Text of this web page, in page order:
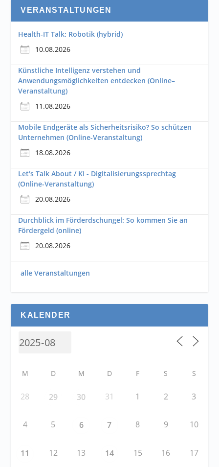
VERANSTALTUNGEN
Health-IT Talk: Robotik (hybrid)
10.08.2026
Künstliche Intelligenz verstehen und
Anwendungsmöglichkeiten entdecken (Online–
Veranstaltung)
11.08.2026
Mobile Endgeräte als Sicherheitsrisiko? So schützen
Unternehmen (Online-Veranstaltung)
18.08.2026
Let's Talk About / KI - Digitalisierungssprechtag
(Online-Veranstaltung)
20.08.2026
Durchblick im Förderdschungel: So kommen Sie an
Fördergeld (online)
20.08.2026
alle Veranstaltungen
KALENDER
M D M D F S S
28 29 30 31 1 2 3
4 5 6 7 8 9 10
11 12 13 14 15 16 17